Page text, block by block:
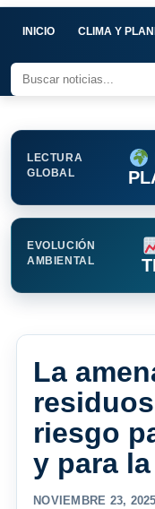
INICIO CLIMA Y
LECTURA
GLOBAL
EVOLUCIÓN
AMBIENTAL
La
riesgo
y para
NOVIEMBRE 23,